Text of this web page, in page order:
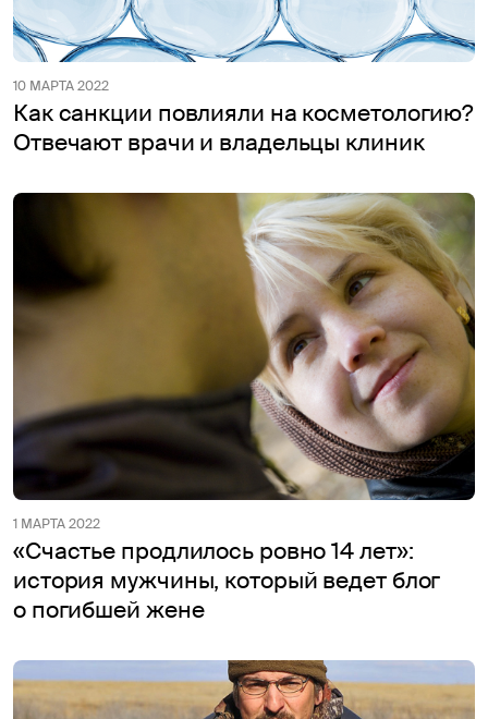
10 МАРТА 2022
Как санкции повлияли на косметологию?
Отвечают врачи и владельцы клиник
1 МАРТА 2022
«Счастье продлилось ровно 14 лет»:
история мужчины, который ведет блог
о погибшей жене